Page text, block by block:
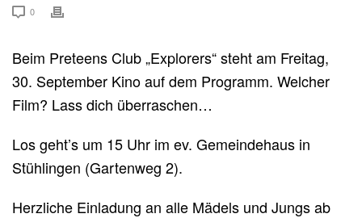
0
Beim Preteens Club „Explorers“ steht am Freitag,
30. September Kino auf dem Programm. Welcher
Film? Lass dich überraschen…
Los geht’s um 15 Uhr im ev. Gemeindehaus in
Stühlingen (Gartenweg 2).
Herzliche Einladung an alle Mädels und Jungs ab